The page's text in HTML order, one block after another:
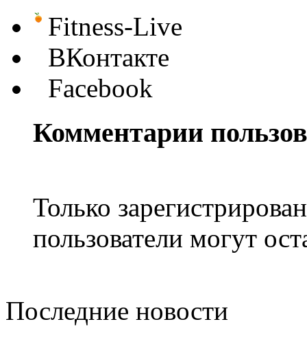
Fitness-Live
ВКонтакте
Facebook
Комментарии
Только
пользователи могут
Последние новости